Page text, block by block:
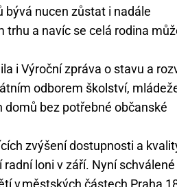
bývá nucen zůstat i nadále
trhu a navíc se celá rodina
i Výroční zpráva o stavu a
odborem školství,
bez potřebné občanské
zvýšení dostupnosti a
loni v září. Nyní schválené
v městských částech Praha